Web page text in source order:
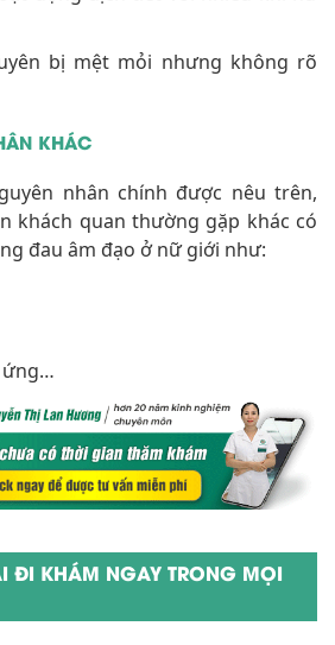
bị mệt mỏi nhưng không rõ
KHÁC
nhân chính được nêu trên,
khách quan thường gặp khác có
đau âm đạo ở nữ giới như:
ứng…
ĐI KHÁM NGAY TRONG MỌI